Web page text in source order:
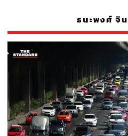
ธนะพงศ์ จิ